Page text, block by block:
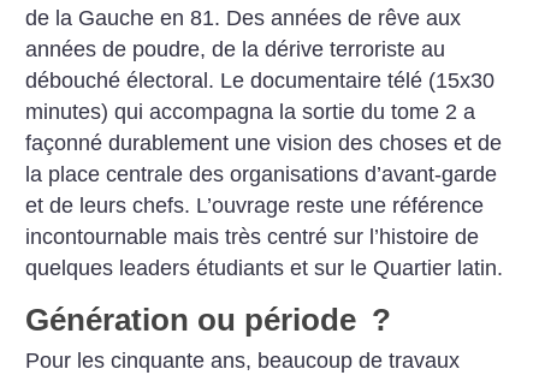
de la Gauche en 81. Des années de rêve aux
années de poudre, de la dérive terroriste au
débouché électoral. Le documentaire télé (15x30
minutes) qui accompagna la sortie du tome 2 a
façonné durablement une vision des choses et de
la place centrale des organisations d’avant-garde
et de leurs chefs. L’ouvrage reste une référence
incontournable mais très centré sur l’histoire de
quelques leaders étudiants et sur le Quartier latin.
Génération ou période ?
Pour les cinquante ans, beaucoup de travaux